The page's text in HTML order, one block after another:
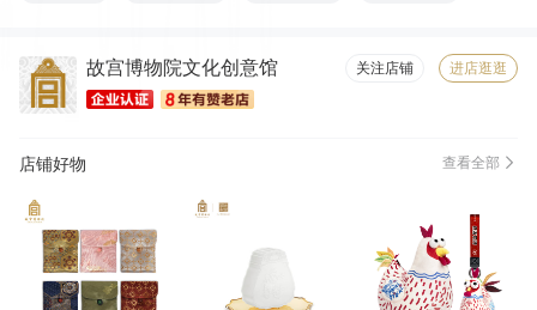
精美雅致(12) 很显气质(12) 款式好看(11) 色泽纯正(11)
包装很好(9) 珍藏佳品(9) 简约百搭(9)
故宫博物院文化创意馆 关注店铺 进店逛逛
店铺好物 查看全部